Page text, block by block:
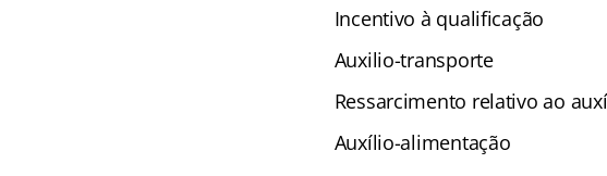
Incentivo à qualificação
Auxilio-transporte
Ressarcimento relativo ao
Auxílio-alimentação